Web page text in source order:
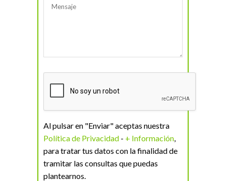
Al pulsar en "Enviar" aceptas nuestra
Política de Privacidad - + Información,
para tratar tus datos con la finalidad de
tramitar las consultas que puedas
plantearnos.